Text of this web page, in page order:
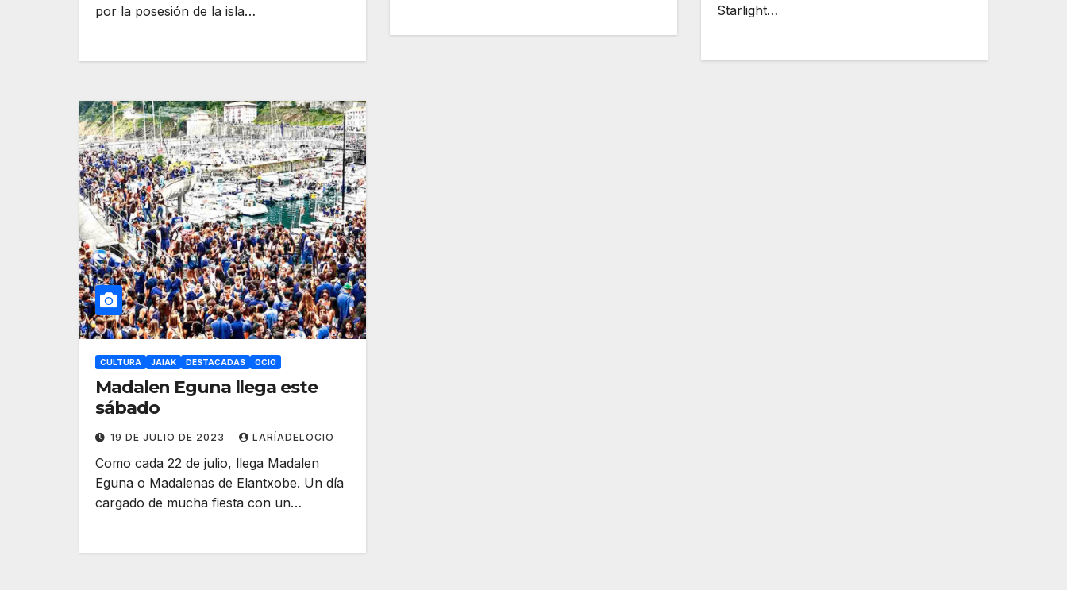
por la posesión de la isla…
Starlight…
CULTURA JAIAK DESTACADAS OCIO
Madalen Eguna llega este
sábado
19 DE JULIO DE 2023 LARÍADELOCIO
Como cada 22 de julio, llega Madalen
Eguna o Madalenas de Elantxobe. Un día
cargado de mucha fiesta con un…